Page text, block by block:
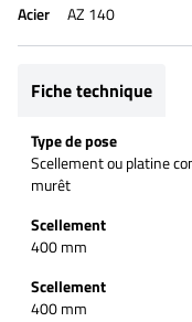
Acier AZ 140
Fiche technique
Type de pose
Scellement ou platine
murêt
Scellement
400 mm
Scellement
400 mm